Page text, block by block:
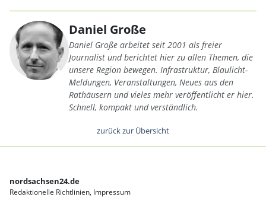
Daniel Große
Daniel Große arbeitet seit 2001 als freier
Journalist und berichtet hier zu allen Themen, die
unsere Region bewegen. Infrastruktur, Blaulicht-
Meldungen, Veranstaltungen, Neues aus den
Rathäusern und vieles mehr veröffentlicht er hier.
Schnell, kompakt und verständlich.
zurück zur Übersicht
nordsachsen24.de
Redaktionelle Richtlinien Impressum